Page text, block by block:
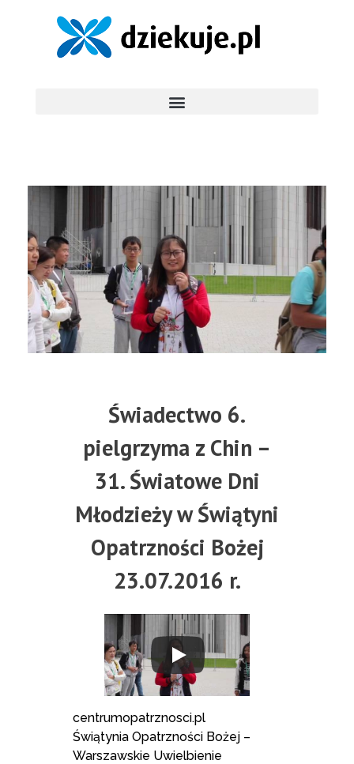
Świadectwo 6.
pielgrzyma z Chin –
31. Światowe Dni
Młodzieży w Świątyni
Opatrzności Bożej
23.07.2016 r.
centrumopatrznosci.pl
Świątynia Opatrzności Bożej –
Warszawskie Uwielbienie